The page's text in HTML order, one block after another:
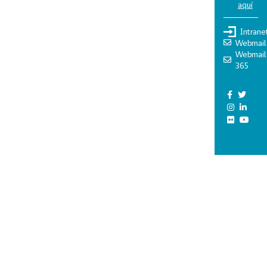
aquí
Webmail
Webmail
365